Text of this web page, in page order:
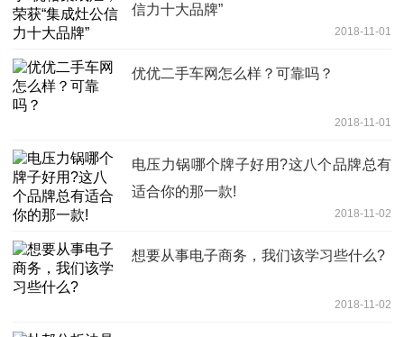
信力十大品牌”
2018-11-01
优优二手车网怎么样？可靠吗？
2018-11-01
电压力锅哪个牌子好用?这八个品牌总有
适合你的那一款!
2018-11-02
想要从事电子商务，我们该学习些什么?
2018-11-02